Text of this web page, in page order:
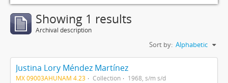
Showing 1 results
Archival description
Sort by: Alphabetic
Justina Lory Méndez Martínez
MX 09003AHUNAM 4.23 Collection 1968, s/m s/d